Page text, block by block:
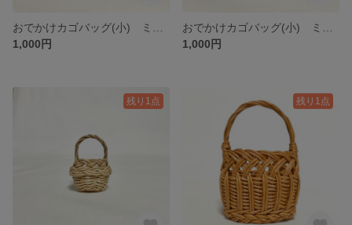
1,000円
1,000円
残り1点 残り1点